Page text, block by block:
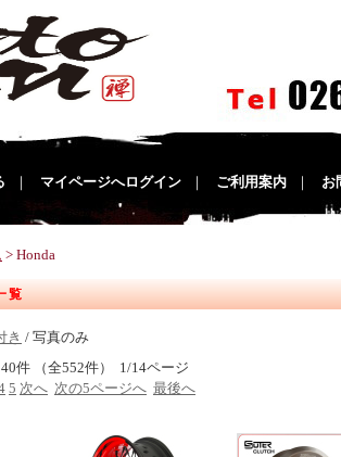
マイページへログイン ご利用案内 お
> Honda
覧
き / 写真のみ
件 （全552件） 1/14ページ
5 次へ 次の5ページへ 最後へ